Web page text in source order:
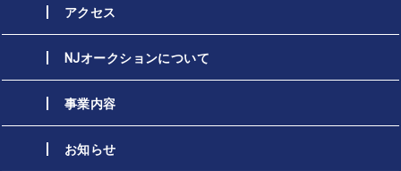
アクセス
NJオークションについて
事業内容
お知らせ